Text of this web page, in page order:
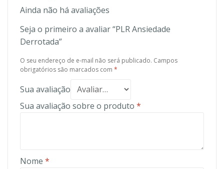
Ainda não há avaliações
Seja o primeiro a avaliar “PLR Ansiedade
Derrotada”
O seu endereço de e-mail não será publicado. Campos
obrigatórios são marcados com *
Sua avaliação
Sua avaliação sobre o produto *
Nome *